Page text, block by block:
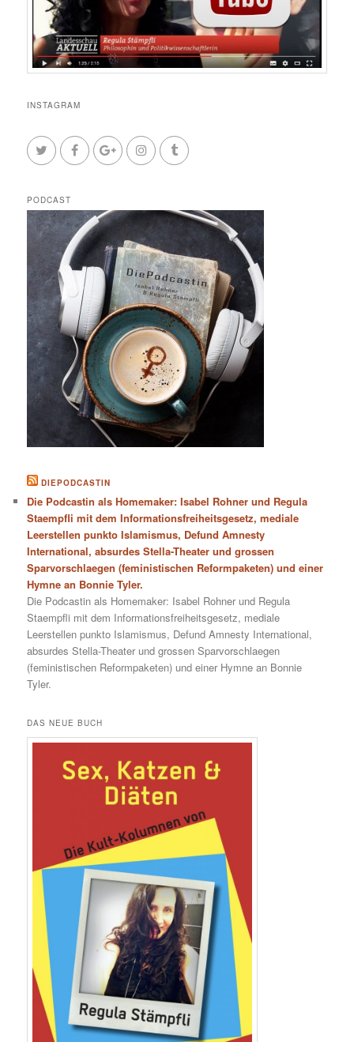
INSTAGRAM
PODCAST
DIEPODCASTIN
Die Podcastin als Homemaker: Isabel Rohner und Regula
Staempfli mit dem Informationsfreiheitsgesetz, mediale
Leerstellen punkto Islamismus, Defund Amnesty
International, absurdes Stella-Theater und grossen
Sparvorschlaegen (feministischen Reformpaketen) und einer
Hymne an Bonnie Tyler.
Die Podcastin als Homemaker: Isabel Rohner und Regula
Staempfli mit dem Informationsfreiheitsgesetz, mediale
Leerstellen punkto Islamismus, Defund Amnesty International,
absurdes Stella-Theater und grossen Sparvorschlaegen
(feministischen Reformpaketen) und einer Hymne an Bonnie
Tyler.
DAS NEUE BUCH